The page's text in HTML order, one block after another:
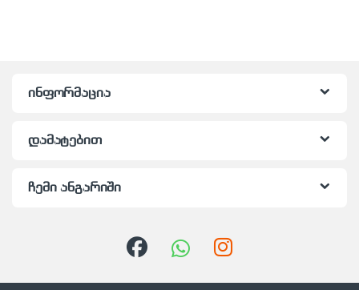
ინფორმაცია
დამატებით
ჩემი ანგარიში